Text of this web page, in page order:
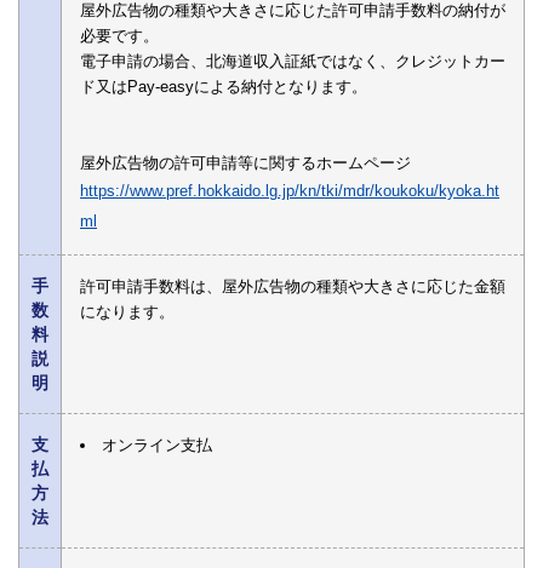
屋外広告物の種類や大きさに応じた許可申請手数料の納付が
必要です。
電子申請の場合、北海道収入証紙ではなく、クレジットカー
ド又はPay-easyによる納付となります。
屋外広告物の許可申請等に関するホームページ
https://www.pref.hokkaido.lg.jp/kn/tki/mdr/koukoku/kyoka.ht
ml
手
数
料
説
明
許可申請手数料は、屋外広告物の種類や大きさに応じた金額
になります。
支
払
方
法
オンライン支払